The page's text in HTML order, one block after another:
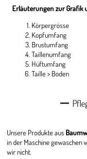
Erläuterungen zur Grafik
Körpergrösse
Kopfumfang
Brustumfang
Taillenumfang
Hüftumfang
Taille > Boden
Unsere Produkte aus
in der Maschine gewaschen
wir nicht.